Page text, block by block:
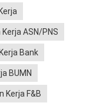
ASN/PNS
Bank
BUMN
Kerja F&B